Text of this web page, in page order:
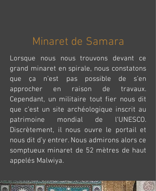
Minaret de Samara
Lorsque nous nous trouvons devant ce
grand minaret en spirale, nous constatons
que ça n’est pas possible de s’en
approcher en raison de travaux.
Cependant, un militaire tout fier nous dit
que c’est un site archéologique inscrit au
patrimoine mondial de l’UNESCO.
Discrètement, il nous ouvre le portail et
nous dit d’y entrer. Nous admirons alors ce
somptueux minaret de 52 mètres de haut
appelés Malwiya.